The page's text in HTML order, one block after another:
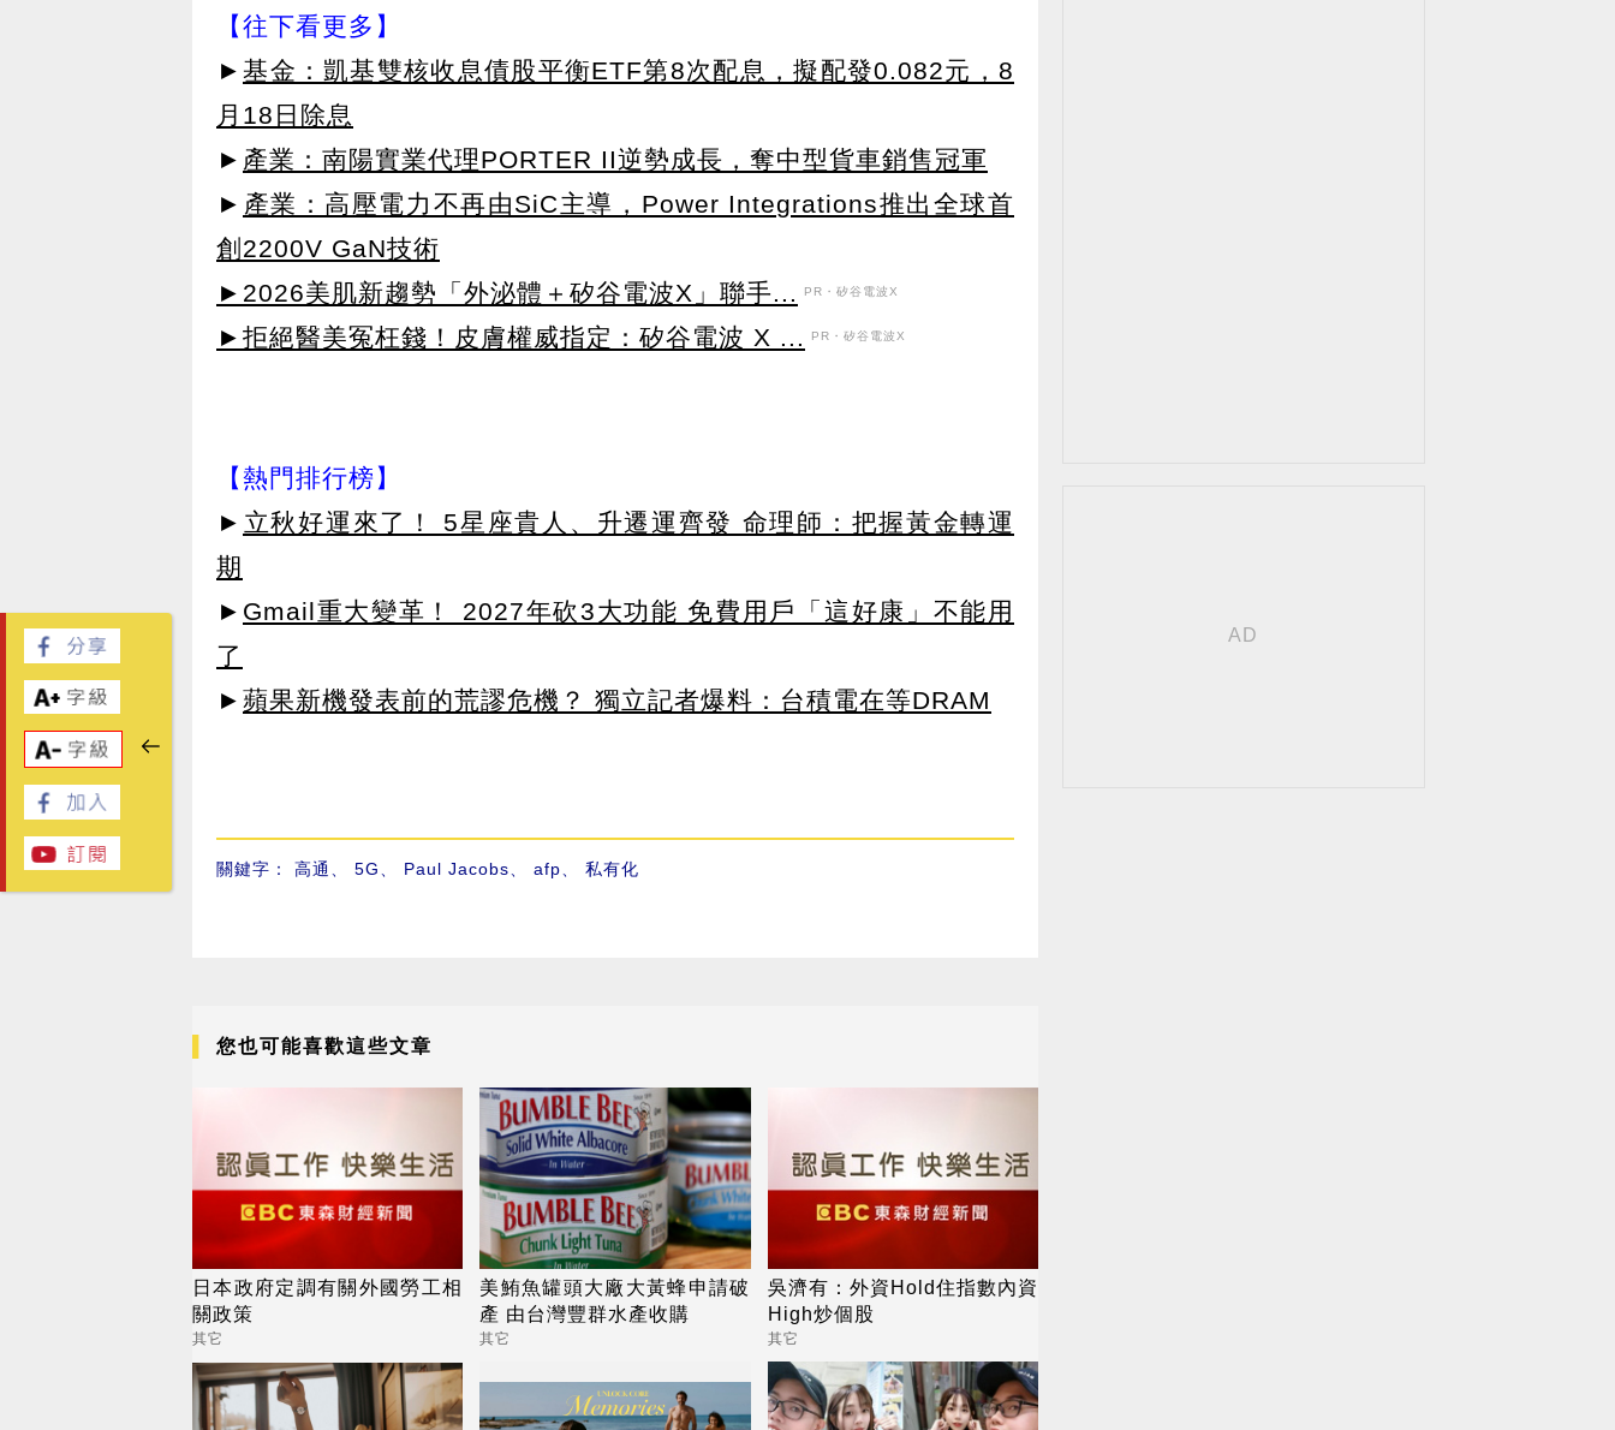
【往下看更多】
► 基金：凱基雙核收息債股平衡ETF第8次配息，擬配發0.082元，8
月18日除息
► 產業：南陽實業代理PORTER II逆勢成長，奪中型貨車銷售冠軍
► 產業：高壓電力不再由SiC主導，Power Integrations推出全球首
創2200V GaN技術
►2026美肌新趨勢「外泌體＋矽谷電波X」聯手...
PR・矽谷電波X
►拒絕醫美冤枉錢！皮膚權威指定：矽谷電波 X ... PR・矽谷電波X
【熱門排行榜】
► 立秋好運來了！ 5星座貴人、升遷運齊發 命理師：把握黃金轉運
期
► Gmail重大變革！ 2027年砍3大功能 免費用戶「這好康」不能用
了
► 蘋果新機發表前的荒謬危機？ 獨立記者爆料：台積電在等DRAM
關鍵字： 高通 、 5G、 Paul Jacobs、 afp、 私有化
您也可能喜歡這些文章
日本政府定調有關外國勞工相
關政策
其它
美鮪魚罐頭大廠大黃蜂申請破
產 由台灣豐群水產收購
其它
吳濟有：外資Hold住指數內資
High炒個股
其它